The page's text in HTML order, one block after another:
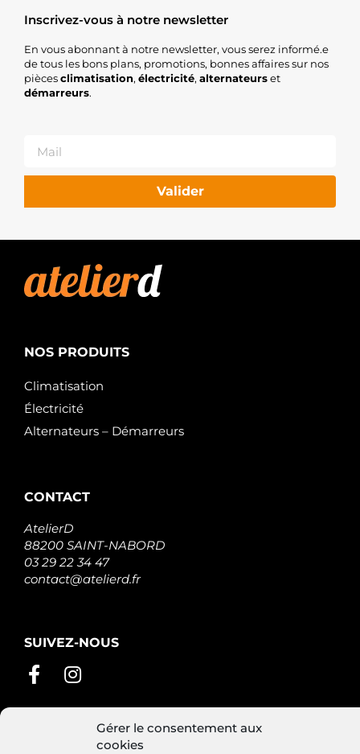
Gérer le consentement aux
cookies
Inscrivez-vous à notre newsletter
En vous abonnant à notre newsletter, vous serez informé.e
de tous les bons plans, promotions, bonnes affaires sur nos
piècesclimatisation, électricité, alternateurset
démarreurs.
Valider
NOS PRODUITS
Climatisation
Électricité
Alternateurs – Démarreurs
CONTACT
AtelierD
88200 SAINT-NABORD
03 29 22 34 47
contact@atelierd.fr
SUIVEZ-NOUS